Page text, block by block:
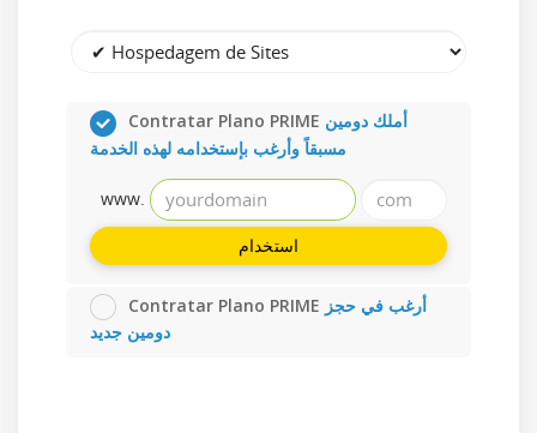
Contratar Plano PRIME أملك دومين
مسبقاً وأرغب بإستخدامه لهذه الخدمة
www.
استخدام
Contratar Plano PRIME أرغب في حجز
دومين جديد